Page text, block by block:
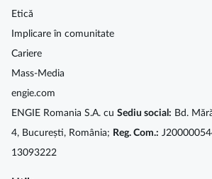
Etică
Implicare în comunitate
Cariere
Mass-Media
engie.com
ENGIE Romania S.A. cu Sediu social: Bd.
4, București, România; Reg. Com.:
13093222